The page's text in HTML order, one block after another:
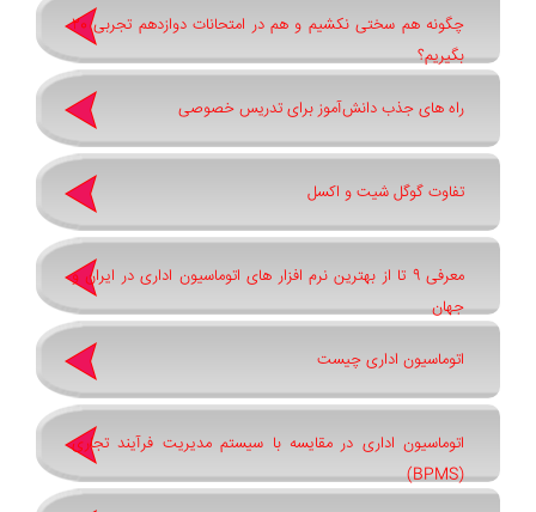
چگونه هم سختی نکشیم و هم در امتحانات دوازدهم تجربی 20
بگیریم؟
راه های جذب دانش‌آموز برای تدریس خصوصی
تفاوت گوگل شیت و اکسل
معرفی 9 تا از بهترین نرم افزار های اتوماسیون اداری در ایران و
جهان
اتوماسیون اداری چیست
اتوماسیون اداری در مقایسه با سیستم مدیریت فرآیند تجاری
(BPMS)